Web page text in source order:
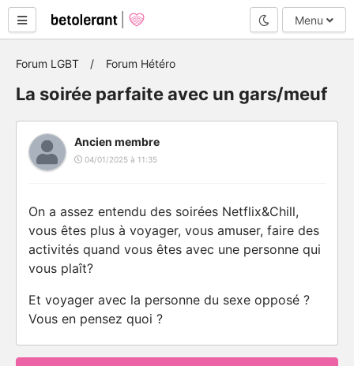
Mode nuit
Menu
Forum LGBT Forum Hétéro
La soirée parfaite avec un gars/meuf
Ancien membre
04/01/2025 à 11:35
On a assez entendu des soirées Netflix&Chill,
vous êtes plus à voyager, vous amuser, faire des
activités quand vous êtes avec une personne qui
vous plaît?
Et voyager avec la personne du sexe opposé ?
Vous en pensez quoi ?